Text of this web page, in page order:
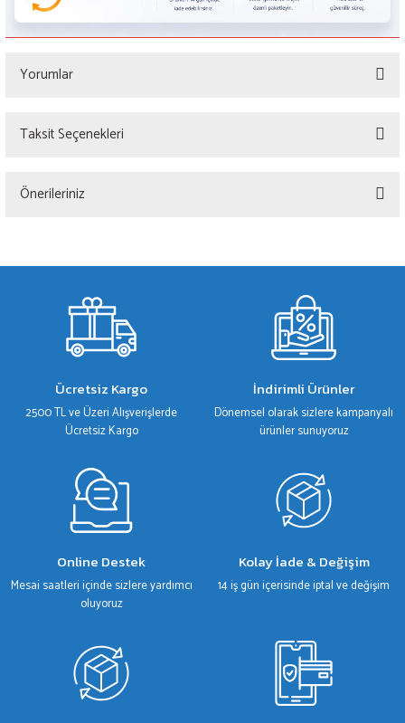
Yorumlar
Taksit Seçenekleri
Önerileriniz
gördüğünüz noktaları öneri formunu kullanarak tarafımıza iletebilirsiniz.
Ürün resmi kalitesiz, bozuk veya görüntülenemiyor.
Ürün açıklamasında eksik bilgiler bulunuyor.
Ürün fiyatı diğer sitelerden daha pahalı.
Bu ürüne benzer farklı alternatifler olmalı.
Ücretsiz Kargo
2500 TL ve Üzeri Alışverişlerde
Ücretsiz Kargo
İndirimli Ürünler
Dönemsel olarak sizlere kampanyalı
ürünler sunuyoruz
Online Destek
Mesai saatleri içinde sizlere yardımcı
oluyoruz
Kolay İade & Değişim
14 iş gün içerisinde iptal ve değişim